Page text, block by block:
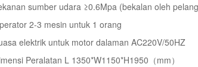
sumber udara ≥0.6Mpa (bekalan oleh
2-3 mesin untuk 1 orang
elektrik untuk motor dalaman AC220V/50HZ
Peralatan L 1350*W1150*H1950（mm）